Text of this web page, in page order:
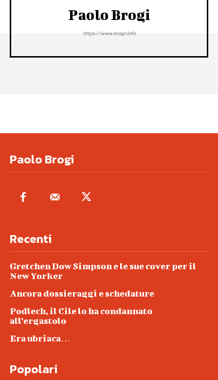
Paolo Brogi
https://www.brogi.info
Paolo Brogi
Recenti
Gretchen Dow Simpson e le sue cover per il
New Yorker
Ancora dossieraggi e schedature
Podlech, il Cile lo ha condannato
all’ergastolo
Era ubriaca…
Popolari